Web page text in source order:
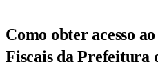
Como obter acesso
Fiscais da Prefeitura